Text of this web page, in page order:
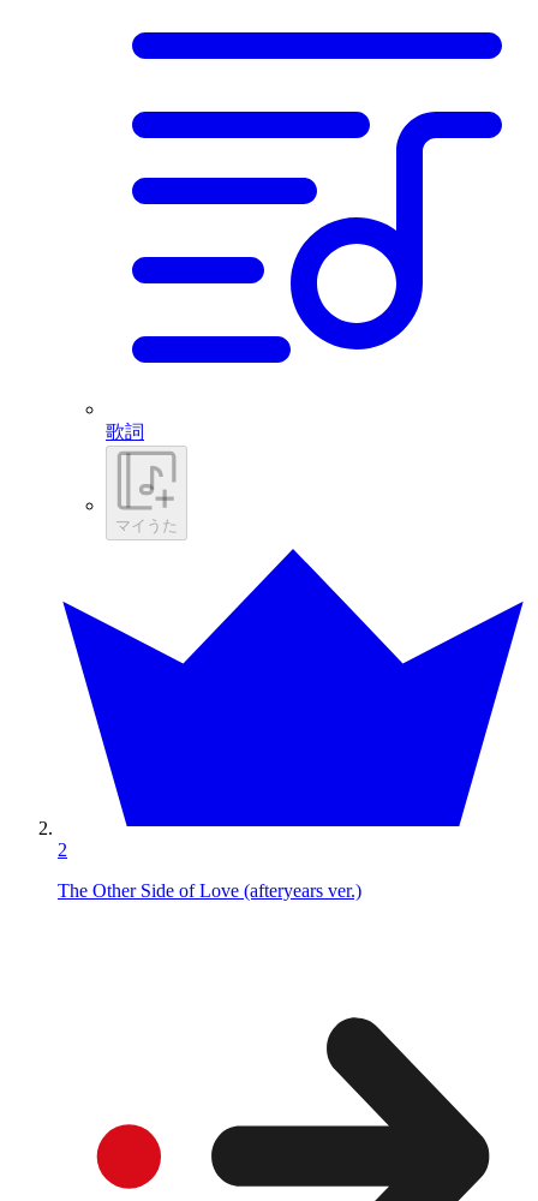
歌詞
マイうた
2
The Other Side of Love (afteryears ver.)